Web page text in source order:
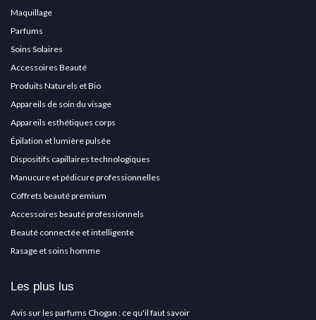
Maquillage
Parfums
Soins Solaires
Accessoires Beauté
Produits Naturels et Bio
Appareils de soin du visage
Appareils esthétiques corps
Épilation et lumière pulsée
Dispositifs capillaires technologiques
Manucure et pédicure professionnelles
Coffrets beauté premium
Accessoires beauté professionnels
Beauté connectée et intelligente
Rasage et soins homme
Les plus lus
Avis sur les parfums Chogan : ce qu'il faut savoir